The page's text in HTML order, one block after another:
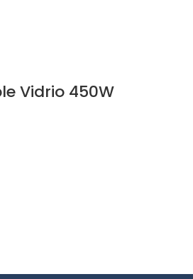
Vidrio 450W